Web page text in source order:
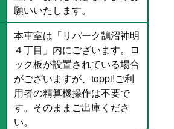
願いいたします。
本車室は「リパーク鵠沼神明
４丁目」内にございます。ロ
ック板が設置されている場合
がございますが、toppi!ご利
用者の精算機操作は不要で
す。そのままご出庫くださ
い。